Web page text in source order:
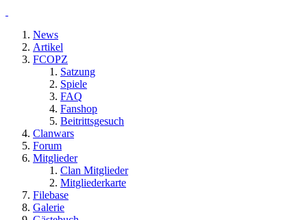
News
Artikel
FCOPZ
Satzung
Spiele
FAQ
Fanshop
Beitrittsgesuch
Clanwars
Forum
Mitglieder
Clan Mitglieder
Mitgliederkarte
Filebase
Galerie